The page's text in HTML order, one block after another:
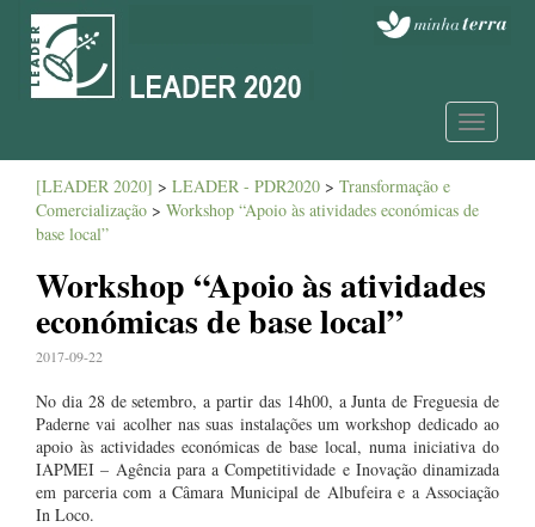
Toggle
[LEADER 2020] > LEADER - PDR2020 > Transformação e
Comercialização > Workshop “Apoio às atividades económicas de
base local”
Workshop “Apoio às atividades
económicas de base local”
2017-09-22
No dia 28 de setembro, a partir das 14h00, a Junta de Freguesia de
Paderne vai acolher nas suas instalações um workshop dedicado ao
apoio às actividades económicas de base local, numa iniciativa do
IAPMEI – Agência para a Competitividade e Inovação dinamizada
em parceria com a Câmara Municipal de Albufeira e a Associação
In Loco.